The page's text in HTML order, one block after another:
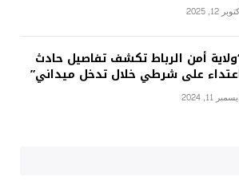
12, 2025
أمن الرباط تكشف تفاصيل حادث
على شرطي خلال تدخل ميداني”
11, 2024